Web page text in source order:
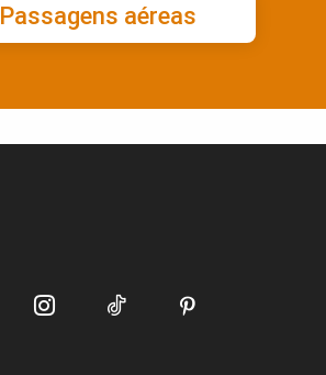
Passagens aéreas